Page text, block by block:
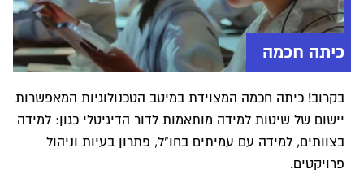
כיתה חכמה
בקרוב! כיתה חכמה המצוידת במיטב הטכנולוגיות המאפשרות
יישום של שיטות למידה מותאמות לדור הדיגיטלי כגון: למידה
בצוותים, למידה עם עמיתים בחו"ל, פתרון בעיות וניהול
פרויקטים.